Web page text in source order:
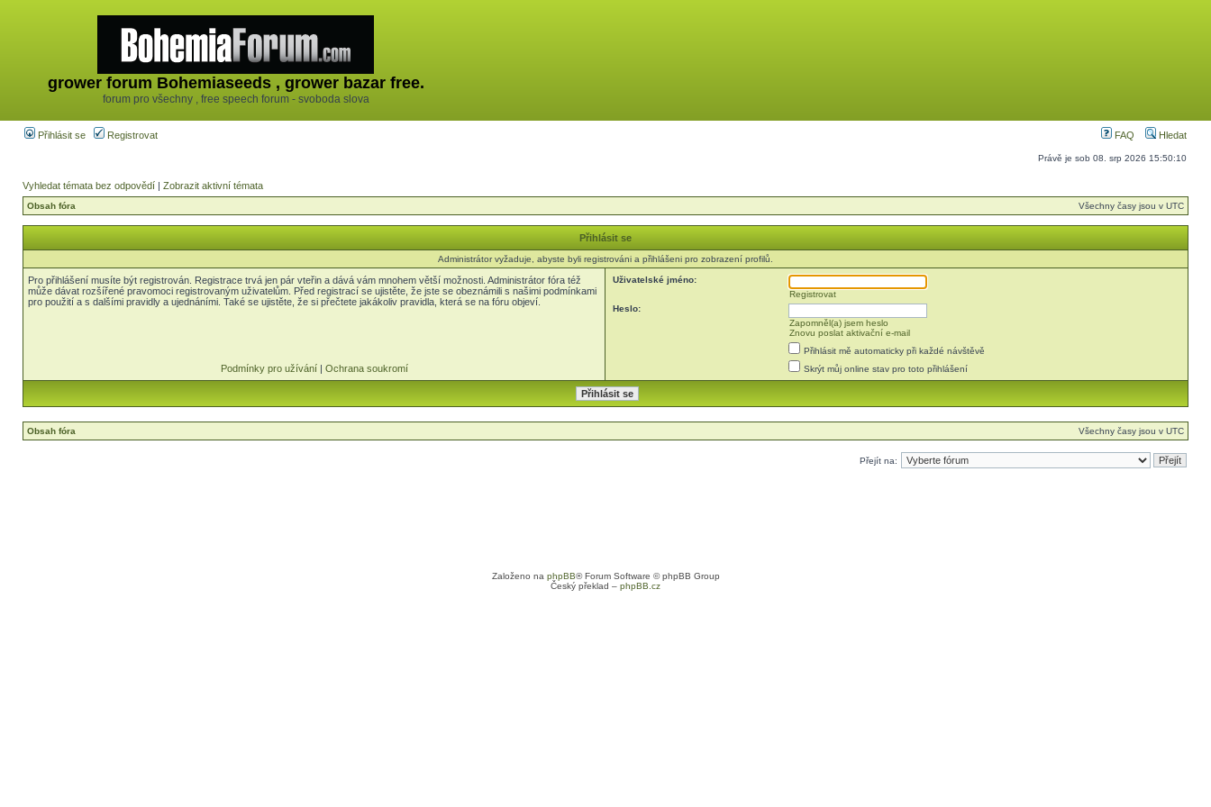
grower forum Bohemiaseeds , grower bazar free.
forum pro všechny , free speech forum - svoboda slova
Přihlásit se Registrovat FAQ Hledat
Právě je sob 08. srp 2026 15:50:10
Vyhledat témata bez odpovědí | Zobrazit aktivní témata
Obsah fóra Všechny časy jsou v UTC
Přihlásit se
Administrátor vyžaduje, abyste byli registrováni a přihlášeni pro zobrazení profilů.
Pro přihlášení musíte být registrován. Registrace trvá jen pár vteřin a dává vám mnohem větší možnosti. Administrátor fóra též
může dávat rozšířené pravomoci registrovaným uživatelům. Před registrací se ujistěte, že jste se obeznámili s našimi podmínkami
pro použití a s dalšími pravidly a ujednáními. Také se ujistěte, že si přečtete jakákoliv pravidla, která se na fóru objeví.
Podmínky pro užívání| Ochrana soukromí
Uživatelské jméno:
Registrovat
Heslo:
Zapomněl(a) jsem heslo
Znovu poslat aktivační e-mail
Přihlásit mě automaticky při každé návštěvě
Skrýt můj online stav pro toto přihlášení
Obsah fóra Všechny časy jsou v UTC
Přejít na:
Založeno na phpBB® Forum Software © phpBB Group
Český překlad – phpBB.cz